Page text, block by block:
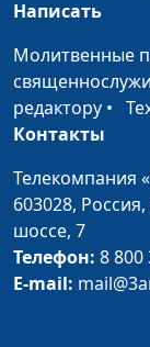
Рождество:
пророчества о
Христе в
Завете
Влияние книги
пророка
на
Иоанна
Падший ангел
Люцифер и
Написать
Молитвенные
редактору •
Контакты
Телекомпания
603028,
шоссе, 7
Телефон: 8 800
E-mail: